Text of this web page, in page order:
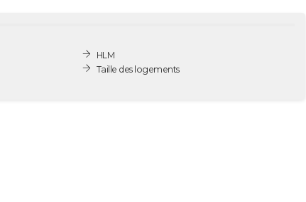
HLM
Taille des logements